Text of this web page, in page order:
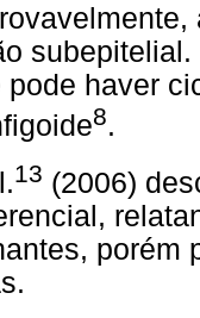
pode haver
8.
13 (2006)
porém